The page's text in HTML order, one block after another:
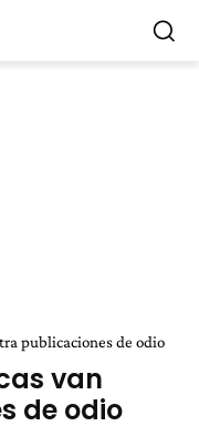
publicaciones de odio
van
de odio